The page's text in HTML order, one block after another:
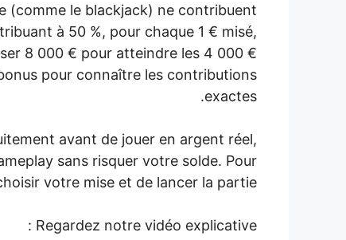
(comme le blackjack) ne contribuent
à 50 %, pour chaque 1 € misé,
8 000 € pour atteindre les 4 000 €
pour connaître les contributions
exactes.
avant de jouer en argent réel,
sans risquer votre solde. Pour
votre mise et de lancer la partie.
Regardez notre vidéo explicative :